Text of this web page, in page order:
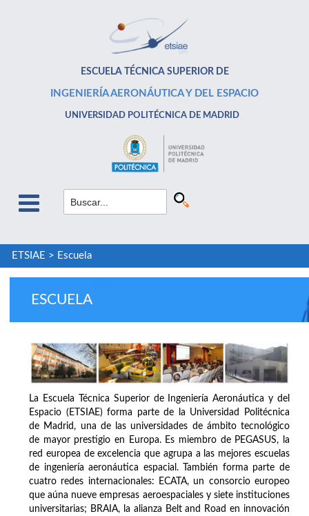
ESCUELA TÉCNICA SUPERIOR DE
INGENIERÍA AERONÁUTICA Y DEL ESPACIO
UNIVERSIDAD POLITÉCNICA DE MADRID
ETSIAE > Escuela
ESCUELA
La Escuela Técnica Superior de Ingeniería Aeronáutica y del
Espacio (ETSIAE) forma parte de la Universidad Politécnica
de Madrid, una de las universidades de ámbito tecnológico
de mayor prestigio en Europa. Es miembro de PEGASUS, la
red europea de excelencia que agrupa a las mejores escuelas
de ingeniería aeronáutica espacial. También forma parte de
cuatro redes internacionales: ECATA, un consorcio europeo
que aúna nueve empresas aeroespaciales y siete instituciones
universitarias; BRAIA, la alianza Belt and Road en innovación